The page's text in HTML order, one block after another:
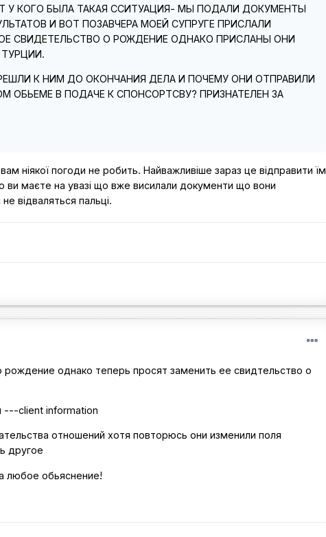
У КОГО БЫЛА ТАКАЯ ССИТУАЦИЯ- МЫ ПОДАЛИ ДОКУМЕНТЫ
И ВОТ ПОЗАВЧЕРА МОЕЙ СУПРУГЕ ПРИСЛАЛИ
СВИДЕТЕЛЬСТВО О РОЖДЕНИЕ ОДНАКО ПРИСЛАНЫ ОНИ
К НИМ ДО ОКОНЧАНИЯ ДЕЛА И ПОЧЕМУ ОНИ ОТПРАВИЛИ
ОБЬЕМЕ В ПОДАЧЕ К СПОНСОРТСВУ? ПРИЗНАТЕЛЕН ЗА
ніякої погоди не робить. Найважливіше зараз це відправити їм
ви маєте на увазі що вже висилали документи що вони
відваляться пальці.
однако теперь просят заменить ее свидтельство о
---client information
отношений хотя повторюсь они изменили поля
другое
любое обьяснение!